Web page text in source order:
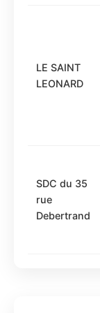
LE SAINT
LEONARD
SDC du 35
rue
Debertrand